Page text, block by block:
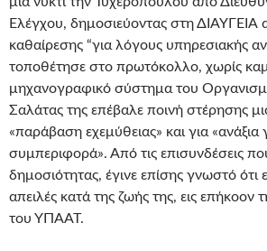
Ελέγχου, δημοσιεύοντας στη
καθαίρεσης “για λόγους υπηρεσιακής
τοποθέτησε στο πρωτόκολλο, χωρίς
μηχανογραφικό σύστημα του
Σαλάτας της επέβαλε ποινή στέρησης
«παράβαση εχεμύθειας» και για
συμπεριφορά». Από τις επισυνδέσεις
δημοσιότητας, έγινε επίσης γνωστό ότι
απειλές κατά της ζωής της, εις επήκοον
του ΥΠΑΑΤ.